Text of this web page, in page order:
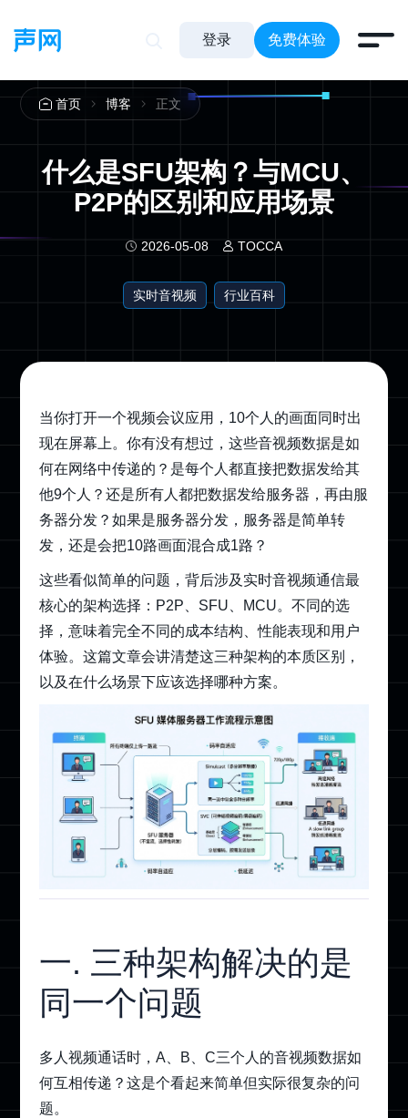
登录 免费体验
首页 博客 正文
什么是SFU架构？与MCU、
P2P的区别和应用场景
2026-05-08 TOCCA
实时音视频 行业百科
当你打开一个视频会议应用，10个人的画面同时出
现在屏幕上。你有没有想过，这些音视频数据是如
何在网络中传递的？是每个人都直接把数据发给其
他9个人？还是所有人都把数据发给服务器，再由服
务器分发？如果是服务器分发，服务器是简单转
发，还是会把10路画面混合成1路？
这些看似简单的问题，背后涉及实时音视频通信最
核心的架构选择：P2P、SFU、MCU。不同的选
择，意味着完全不同的成本结构、性能表现和用户
体验。这篇文章会讲清楚这三种架构的本质区别，
以及在什么场景下应该选择哪种方案。
一. 三种架构解决的是
同一个问题
多人视频通话时，A、B、C三个人的音视频数据如
何互相传递？这是个看起来简单但实际很复杂的问
题。